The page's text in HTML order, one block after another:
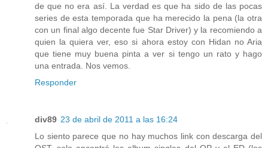
de que no era así. La verdad es que ha sido de las pocas
series de esta temporada que ha merecido la pena (la otra
con un final algo decente fue Star Driver) y la recomiendo a
quien la quiera ver, eso si ahora estoy con Hidan no Aria
que tiene muy buena pinta a ver si tengo un rato y hago
una entrada. Nos vemos.
Responder
div89 23 de abril de 2011 a las 16:24
Lo siento parece que no hay muchos link con descarga del